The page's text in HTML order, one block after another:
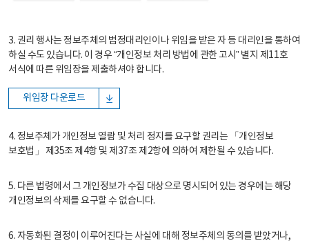
3. 권리 행사는 정보주체의 법정대리인이나 위임을 받은 자 등 대리인을 통하여
하실 수도 있습니다. 이 경우 “개인정보 처리 방법에 관한 고시” 별지 제11호
서식에 따른 위임장을 제출하셔야 합니다.
위임장 다운로드
4. 정보주체가 개인정보 열람 및 처리 정지를 요구할 권리는 「개인정보
보호법」 제35조 제4항 및 제37조 제2항에 의하여 제한될 수 있습니다.
5. 다른 법령에서 그 개인정보가 수집 대상으로 명시되어 있는 경우에는 해당
개인정보의 삭제를 요구할 수 없습니다.
6. 자동화된 결정이 이루어진다는 사실에 대해 정보주체의 동의를 받았거나,